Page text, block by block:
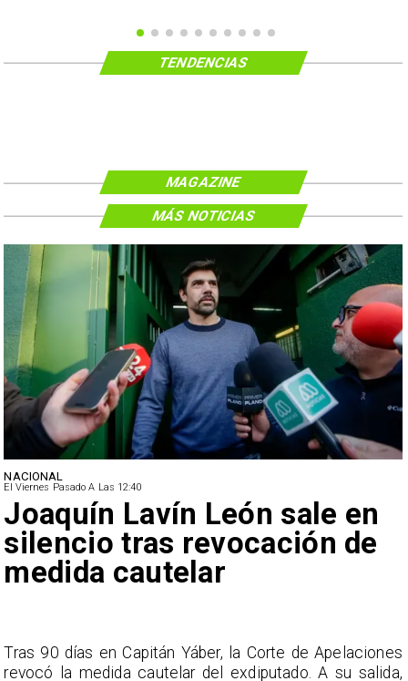
TENDENCIAS
MAGAZINE
NACIONAL
El Viernes Pasado A Las 12:40
Joaquín Lavín León sale en
silencio tras revocación de
medida cautelar
Tras 90 días en Capitán Yáber, la Corte de Apelaciones
revocó la medida cautelar del exdiputado. A su salida,
MÁS NOTICIAS